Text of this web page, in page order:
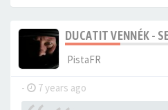
DUCATIT VENNÉK -
PistaFR
- 7 years ago